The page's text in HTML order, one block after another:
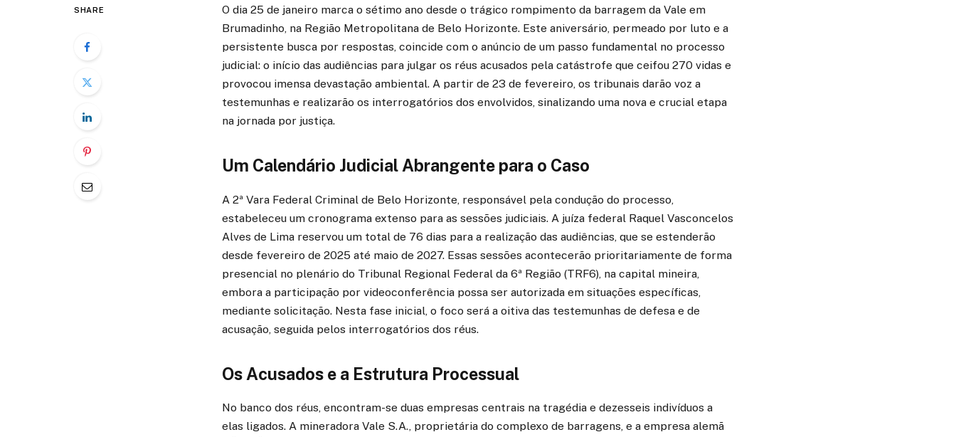
SHARE
O dia 25 de janeiro marca o sétimo ano desde o trágico rompimento da barragem da Vale em
Brumadinho, na Região Metropolitana de Belo Horizonte. Este aniversário, permeado por luto e a
persistente busca por respostas, coincide com o anúncio de um passo fundamental no processo
judicial: o início das audiências para julgar os réus acusados pela catástrofe que ceifou 270 vidas e
provocou imensa devastação ambiental. A partir de 23 de fevereiro, os tribunais darão voz a
testemunhas e realizarão os interrogatórios dos envolvidos, sinalizando uma nova e crucial etapa
na jornada por justiça.
Um Calendário Judicial Abrangente para o Caso
A 2ª Vara Federal Criminal de Belo Horizonte, responsável pela condução do processo,
estabeleceu um cronograma extenso para as sessões judiciais. A juíza federal Raquel Vasconcelos
Alves de Lima reservou um total de 76 dias para a realização das audiências, que se estenderão
desde fevereiro de 2025 até maio de 2027. Essas sessões acontecerão prioritariamente de forma
presencial no plenário do Tribunal Regional Federal da 6ª Região (TRF6), na capital mineira,
embora a participação por videoconferência possa ser autorizada em situações específicas,
mediante solicitação. Nesta fase inicial, o foco será a oitiva das testemunhas de defesa e de
acusação, seguida pelos interrogatórios dos réus.
Os Acusados e a Estrutura Processual
No banco dos réus, encontram-se duas empresas centrais na tragédia e dezesseis indivíduos a
elas ligados. A mineradora Vale S.A., proprietária do complexo de barragens, e a empresa alemã